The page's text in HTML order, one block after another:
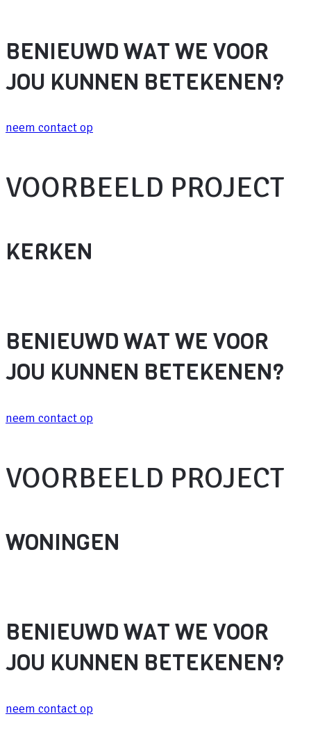
BENIEUWD WAT WE VOOR
JOU KUNNEN BETEKENEN?
neem contact op
VOORBEELD PROJECT​
KERKEN
BENIEUWD WAT WE VOOR
JOU KUNNEN BETEKENEN?
neem contact op
VOORBEELD PROJECT​
WONINGEN
BENIEUWD WAT WE VOOR
JOU KUNNEN BETEKENEN?
neem contact op